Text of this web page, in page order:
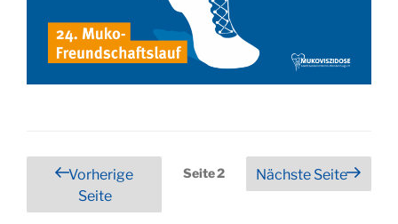
Seitennummerierung
der
Vorherige
Seite
Seite2 Nächste Seite